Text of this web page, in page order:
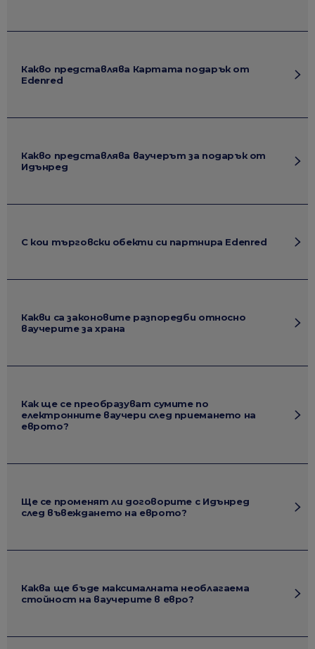
Какво представлява Картата подарък от
Edenred
Какво представлява ваучерът за подарък от
Идънред
С кои търговски обекти си партнира Edenred
Какви са законовите разпоредби относно
ваучерите за храна
Как ще се преобразуват сумите по
електронните ваучери след приемането на
еврото?
Ще се променят ли договорите с Идънред
след въвеждането на еврото?
Каква ще бъде максималната необлагаема
стойност на ваучерите в евро?